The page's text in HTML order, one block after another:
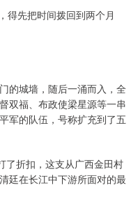
得先把时间拨回到两个月
的城墙，随后一涌而入，全
双福、布政使梁星源等一串
军的队伍，号称扩充到了五
了折扣，这支从广西金田村
廷在长江中下游所面对的最